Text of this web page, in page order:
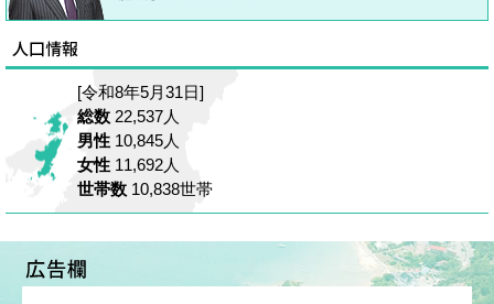
[令和8年5月31日]
総数 22,537人
男性 10,845人
女性 11,692人
世帯数 10,838世帯